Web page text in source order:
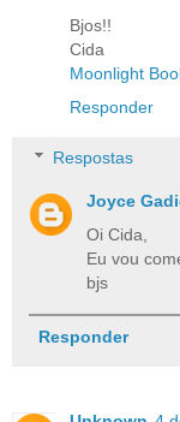
Bjos!!
Cida
Moonlight
Responder
Respostas
Joyce
Oi Cida,
Eu vou
bjs
Responder